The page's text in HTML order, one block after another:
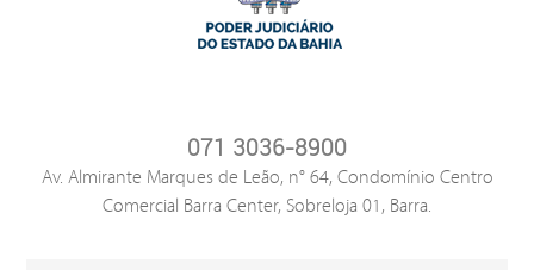
071 3036-8900
Av. Almirante Marques de Leão, n° 64, Condomínio Centro
Comercial Barra Center, Sobreloja 01, Barra.